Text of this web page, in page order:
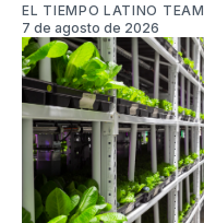
EL TIEMPO LATINO TEAM
7 de agosto de 2026